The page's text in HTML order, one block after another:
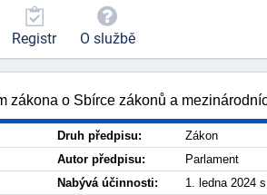
zákona o Sbírce zákonů a
Druh předpisu:
Zákon
Autor předpisu:
Parlament
Nabývá účinnosti:
1. ledna 2024
Registr O službě